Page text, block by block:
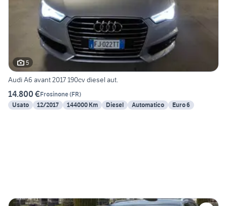
5
Audi A6 avant 2017 190cv diesel aut.
14.800 €Frosinone(FR)
Usato
12/2017 144000 Km Diesel Automatico Euro 6